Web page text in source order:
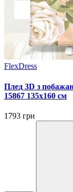
FlexDress
Плед 3D з
15867 135х160 см
1793 грн